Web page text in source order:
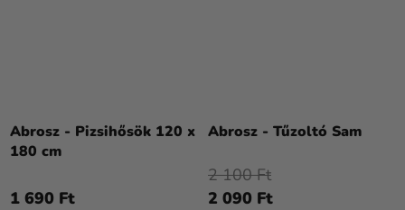
Abrosz - Pizsihősök 120 x
180 cm
1 690 Ft
Abrosz - Tűzoltó Sam
2 090 Ft
2 100 Ft